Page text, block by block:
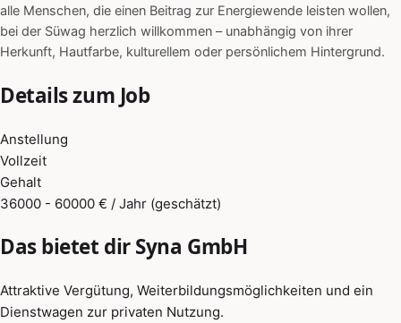
alle Menschen, die einen Beitrag zur Energiewende leisten wollen,
bei der Süwag herzlich willkommen – unabhängig von ihrer
Herkunft, Hautfarbe, kulturellem oder persönlichem Hintergrund.
Details zum Job
Anstellung
Vollzeit
Gehalt
36000 - 60000 € / Jahr (geschätzt)
Das bietet dir Syna GmbH
Attraktive Vergütung, Weiterbildungsmöglichkeiten und ein
Dienstwagen zur privaten Nutzung.